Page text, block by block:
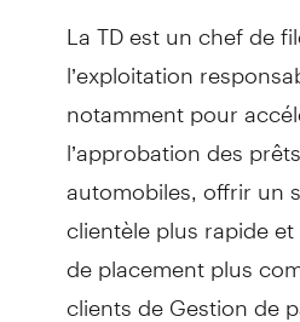
La TD est un chef de
l’exploitation
notamment pour
l’approbation des
automobiles, offrir un
clientèle plus rapide
de placement plus
clients de Gestion de